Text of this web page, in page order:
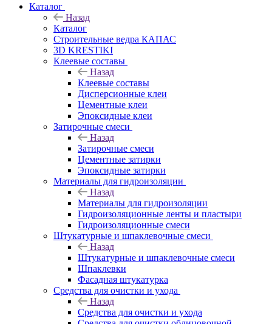
Каталог
Назад
Каталог
Строительные ведра КАПАС
3D KRESTIKI
Клеевые составы
Назад
Клеевые составы
Дисперсионные клеи
Цементные клеи
Эпоксидные клеи
Затирочные смеси
Назад
Затирочные смеси
Цементные затирки
Эпоксидные затирки
Материалы для гидроизоляции
Назад
Материалы для гидроизоляции
Гидроизоляционные ленты и пластыри
Гидроизоляционные смеси
Штукатурные и шпаклевочные смеси
Назад
Штукатурные и шпаклевочные смеси
Шпаклевки
Фасадная штукатурка
Средства для очистки и ухода
Назад
Средства для очистки и ухода